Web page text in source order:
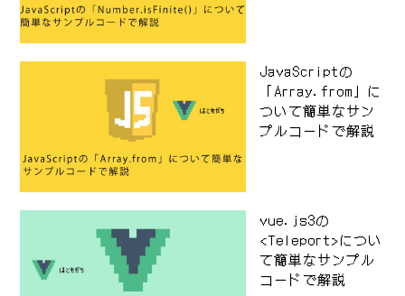
JavaScriptの
「Array.from」に
ついて簡単なサン
プルコードで解説
vue.js3の
<Teleport>につい
て簡単なサンプル
コードで解説